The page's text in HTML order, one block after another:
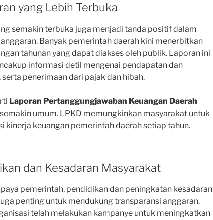
yang Lebih Terbuka
semakin terbuka juga menjadi tanda positif dalam
Banyak pemerintah daerah kini menerbitkan
tahunan yang dapat diakses oleh publik. Laporan ini
informasi detil mengenai pendapatan dan
serta penerimaan dari pajak dan hibah.
Laporan Pertanggungjawaban Keuangan Daerah
umum. LPKD memungkinkan masyarakat untuk
kinerja keuangan pemerintah daerah setiap tahun.
dan Kesadaran Masyarakat
pemerintah, pendidikan dan peningkatan kesadaran
penting untuk mendukung transparansi anggaran.
telah melakukan kampanye untuk meningkatkan